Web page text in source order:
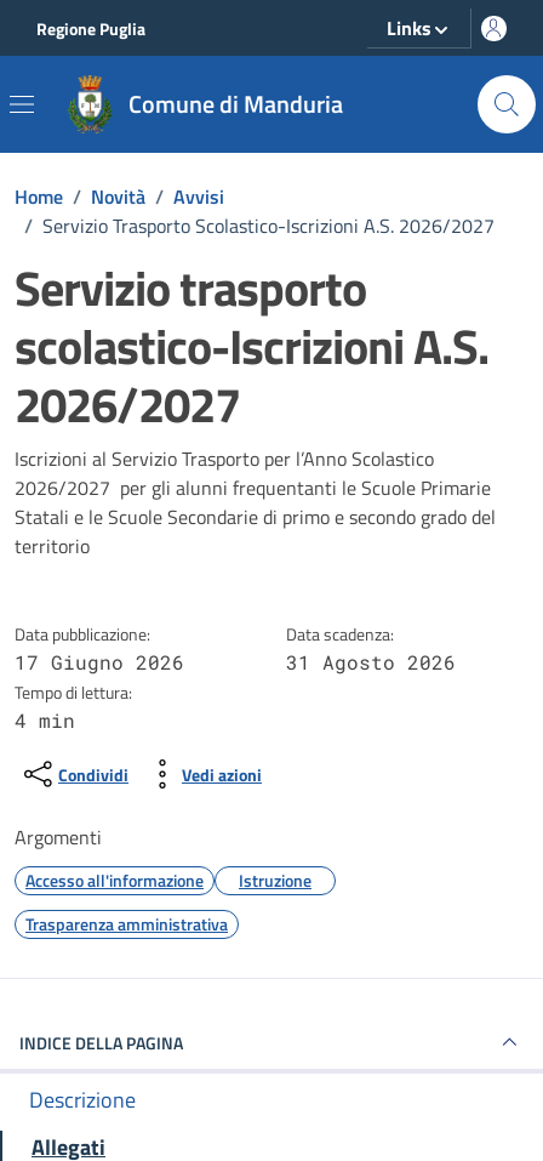
Regione Puglia Links
Comune di Manduria
Home / Novità / Avvisi
/ Servizio Trasporto Scolastico-Iscrizioni A.S. 2026/2027
Servizio trasporto
scolastico-Iscrizioni A.S.
2026/2027
Dettagli della notizia
Iscrizioni al Servizio Trasporto per l’Anno Scolastico
2026/2027 per gli alunni frequentanti le Scuole Primarie
Statali e le Scuole Secondarie di primo e secondo grado del
territorio
Data pubblicazione:
17 Giugno 2026
Data scadenza:
31 Agosto 2026
Tempo di lettura:
4 min
Condividi Vedi azioni
Argomenti
Accesso all'informazione
Istruzione
Trasparenza amministrativa
INDICE DELLA PAGINA
Descrizione
Allegati